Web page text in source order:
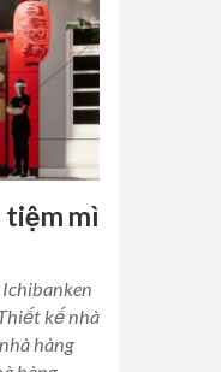
tiệm mì
kế nhà
hàng